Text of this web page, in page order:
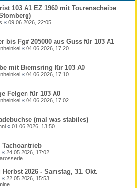
103 A1 EZ 1960 mit Tourenscheibe
« 09.06.2026, 22:05
bis Fg# 205000 aus Guss für 103 A1
« 04.06.2026, 17:20
mit Bremsring für 103 A0
« 04.06.2026, 17:10
Felgen für 103 A0
« 04.06.2026, 17:02
(mal was stabiles)
« 01.06.2026, 13:50
Tachoantrieb
« 24.05.2026, 17:02
2026 - Samstag, 31. Okt.
« 22.05.2026, 15:53